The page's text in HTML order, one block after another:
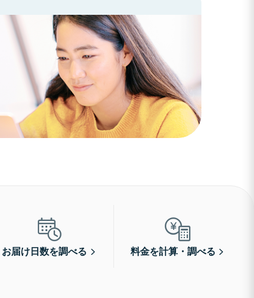
お届け日数を調べる 料金を計算・調べる